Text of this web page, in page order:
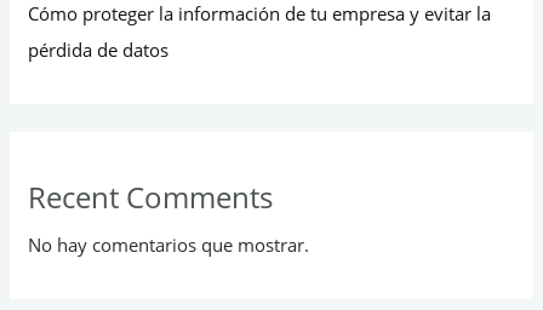
Cómo proteger la información de tu empresa y evitar la
pérdida de datos
Recent Comments
No hay comentarios que mostrar.